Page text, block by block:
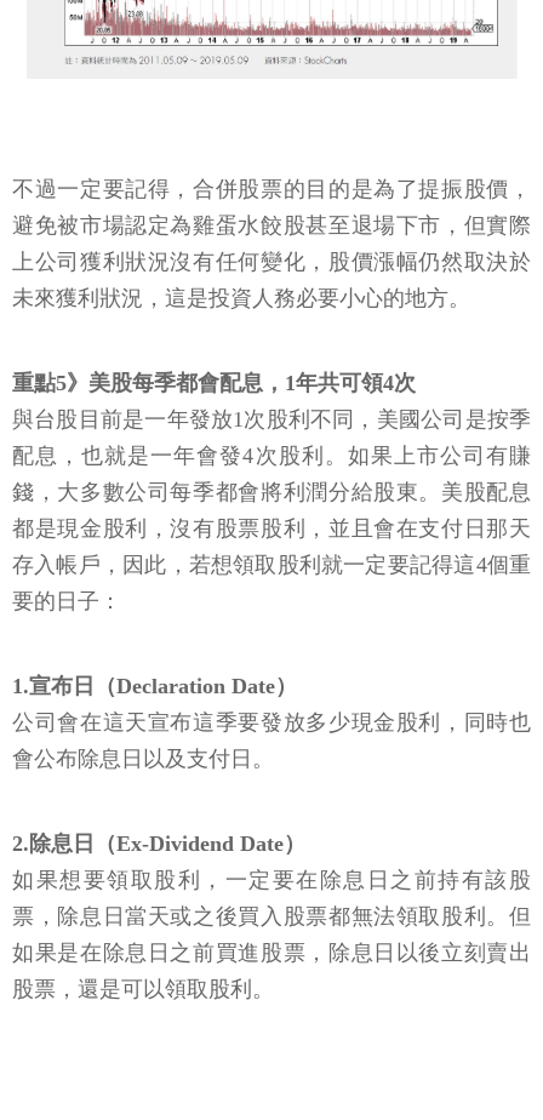
不過一定要記得，合併股票的目的是為了提振股價，
避免被市場認定為雞蛋水餃股甚至退場下市，但實際
上公司獲利狀況沒有任何變化，股價漲幅仍然取決於
未來獲利狀況，這是投資人務必要小心的地方。
重點5》美股每季都會配息，1年共可領4次
與台股目前是一年發放1次股利不同，美國公司是按季
配息，也就是一年會發4次股利。如果上市公司有賺
錢，大多數公司每季都會將利潤分給股東。美股配息
都是現金股利，沒有股票股利，並且會在支付日那天
存入帳戶，因此，若想領取股利就一定要記得這4個重
要的日子：
1.宣布日（Declaration Date）
公司會在這天宣布這季要發放多少現金股利，同時也
會公布除息日以及支付日。
2.除息日（Ex-Dividend Date）
如果想要領取股利，一定要在除息日之前持有該股
票，除息日當天或之後買入股票都無法領取股利。但
如果是在除息日之前買進股票，除息日以後立刻賣出
股票，還是可以領取股利。